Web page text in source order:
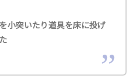
小突いたり道具を床に投げ